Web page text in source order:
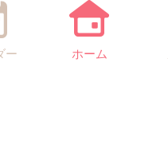
ー ホーム